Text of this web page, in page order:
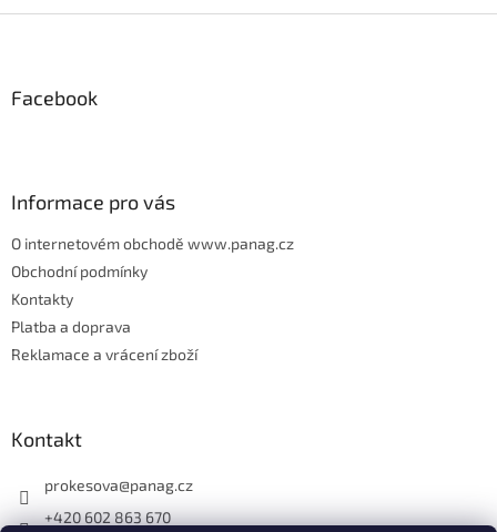
p
aFacebook
Informace pro vás
O internetovém obchodě www.panag.cz
Obchodní podmínky
Kontakty
Platba a doprava
Reklamace a vrácení zboží
Kontakt
prokesova@panag.cz
+420 602 863 670